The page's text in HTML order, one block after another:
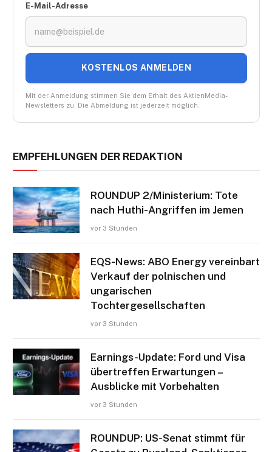
E-Mail-Adresse
KOSTENLOS ANMELDEN
Mit der Anmeldung stimmen Sie dem Erhalt des AktienMedia-
Newsletters zu. Die Abmeldung ist jederzeit möglich.
EMPFEHLUNGEN DER REDAKTION
ROUNDUP 2/Ministerium: Tote
nach Huthi-Angriffen im Jemen
vor 3 Stunden
EQS-News: ABO Energy vereinbart
Verkauf der polnischen und
ungarischen
Tochtergesellschaften
vor 3 Stunden
Earnings-Update: Ford und Visa
übertreffen Erwartungen –
Ausblicke mit Vorbehalten
vor 3 Stunden
ROUNDUP: US-Senat stimmt für